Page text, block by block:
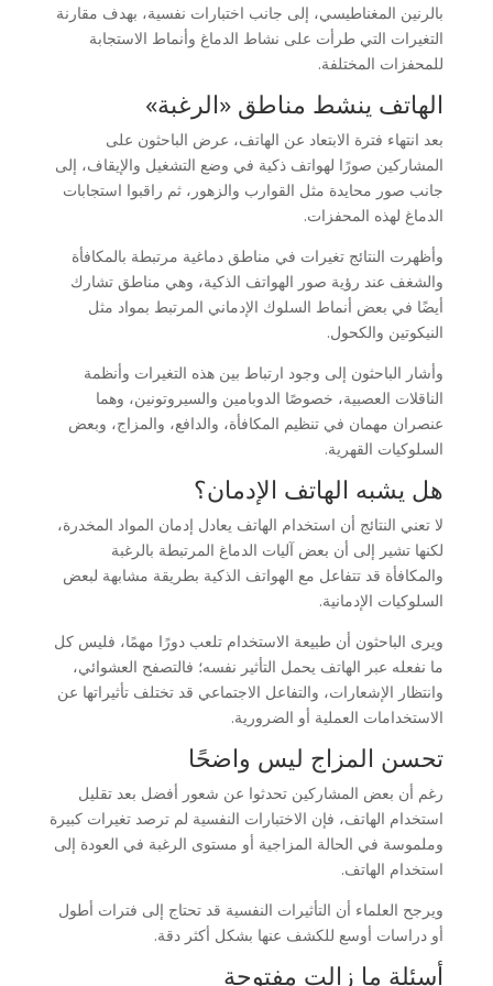
بالرنين المغناطيسي، إلى جانب اختبارات نفسية، بهدف مقارنة
التغيرات التي طرأت على نشاط الدماغ وأنماط الاستجابة
للمحفزات المختلفة.
الهاتف ينشط مناطق «الرغبة»
بعد انتهاء فترة الابتعاد عن الهاتف، عرض الباحثون على
المشاركين صورًا لهواتف ذكية في وضع التشغيل والإيقاف، إلى
جانب صور محايدة مثل القوارب والزهور، ثم راقبوا استجابات
الدماغ لهذه المحفزات.
وأظهرت النتائج تغيرات في مناطق دماغية مرتبطة بالمكافأة
والشغف عند رؤية صور الهواتف الذكية، وهي مناطق تشارك
أيضًا في بعض أنماط السلوك الإدماني المرتبط بمواد مثل
النيكوتين والكحول.
وأشار الباحثون إلى وجود ارتباط بين هذه التغيرات وأنظمة
الناقلات العصبية، خصوصًا الدوبامين والسيروتونين، وهما
عنصران مهمان في تنظيم المكافأة، والدافع، والمزاج، وبعض
السلوكيات القهرية.
هل يشبه الهاتف الإدمان؟
لا تعني النتائج أن استخدام الهاتف يعادل إدمان المواد المخدرة،
لكنها تشير إلى أن بعض آليات الدماغ المرتبطة بالرغبة
والمكافأة قد تتفاعل مع الهواتف الذكية بطريقة مشابهة لبعض
السلوكيات الإدمانية.
ويرى الباحثون أن طبيعة الاستخدام تلعب دورًا مهمًا، فليس كل
ما نفعله عبر الهاتف يحمل التأثير نفسه؛ فالتصفح العشوائي،
وانتظار الإشعارات، والتفاعل الاجتماعي قد تختلف تأثيراتها عن
الاستخدامات العملية أو الضرورية.
تحسن المزاج ليس واضحًا
رغم أن بعض المشاركين تحدثوا عن شعور أفضل بعد تقليل
استخدام الهاتف، فإن الاختبارات النفسية لم ترصد تغيرات كبيرة
وملموسة في الحالة المزاجية أو مستوى الرغبة في العودة إلى
استخدام الهاتف.
ويرجح العلماء أن التأثيرات النفسية قد تحتاج إلى فترات أطول
أو دراسات أوسع للكشف عنها بشكل أكثر دقة.
أسئلة ما زالت مفتوحة